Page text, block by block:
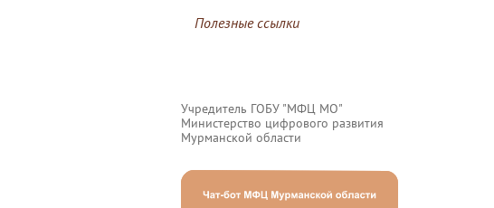
Полезные ссылки
Учредитель ГОБУ "МФЦ МО"
Министерство цифрового развития
Мурманской области